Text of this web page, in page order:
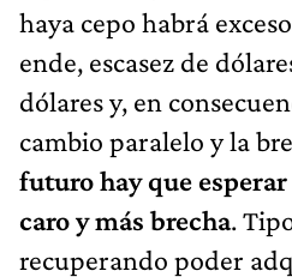
haya cepo habrá
ende, escasez de
dólares y, en
cambio paralelo y la
futuro hay que esperar
caro y más brecha.
recuperando poder